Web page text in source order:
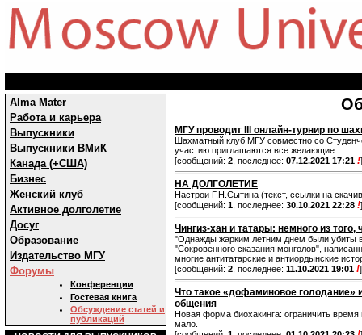
Alma Mater
Работа и карьера
Выпускники
Выпускники ВМиК
Канада (+США)
Бизнес
Женский клуб
Активное долголетие
Досуг
Образование
Издательство МГУ
Форумы
Конференции
Гостевая книга
Обсуждение статей и
публикаций
МГУ проводит III онлайн-турнир по
Шахматный клуб МГУ совместно cо
участию приглашаются все желающие.
[сообщений: 2 , последнее: 07.12.2021 17:21 !]
НА ДОЛГОЛЕТИЕ
Настрои Г.Н.Сытина (текст, ссылки на
[сообщений: 1 , последнее: 30.10.2021 22:28 !]
Чингиз-хан и татары: немного из того,
"Однажды жарким летним днем были убиты
"Сокровенного сказания монголов",
многие антитатарские и антиордынские
[сообщений: 2 , последнее: 11.10.2021 19:01 !]
Что такое «дофаминовое голодание»
общения
Новая форма биохакинга: ограничить
мало.